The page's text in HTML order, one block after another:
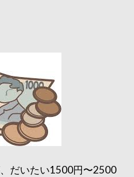
だいたい1500円〜2500